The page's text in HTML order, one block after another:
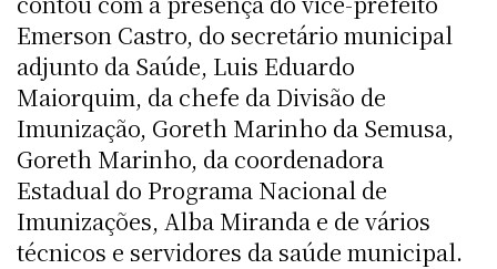
Emerson Castro, do secretário municipal
adjunto da Saúde, Luis Eduardo
Maiorquim, da chefe da Divisão de
Imunização, Goreth Marinho da Semusa,
Goreth Marinho, da coordenadora
Estadual do Programa Nacional de
Imunizações, Alba Miranda e de vários
técnicos e servidores da saúde municipal.